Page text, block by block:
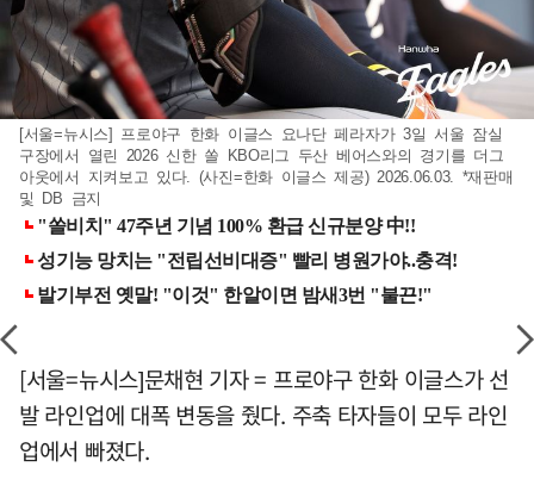
[서울=뉴시스] 프로야구 한화 이글스 요나단 페라자가 3일 서울 잠실
구장에서 열린 2026 신한 쏠 KBO리그 두산 베어스와의 경기를 더그
아웃에서 지켜보고 있다. (사진=한화 이글스 제공) 2026.06.03. *재판매
및 DB 금지
[서울=뉴시스]문채현 기자 = 프로야구 한화 이글스가 선
발 라인업에 대폭 변동을 줬다. 주축 타자들이 모두 라인
업에서 빠졌다.